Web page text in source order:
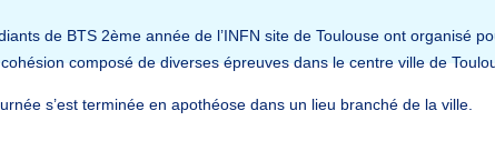
de BTS 2ème année de l’INFN site de Toulouse ont organisé
composé de diverses épreuves dans le centre ville de
s’est terminée en apothéose dans un lieu branché de la ville.